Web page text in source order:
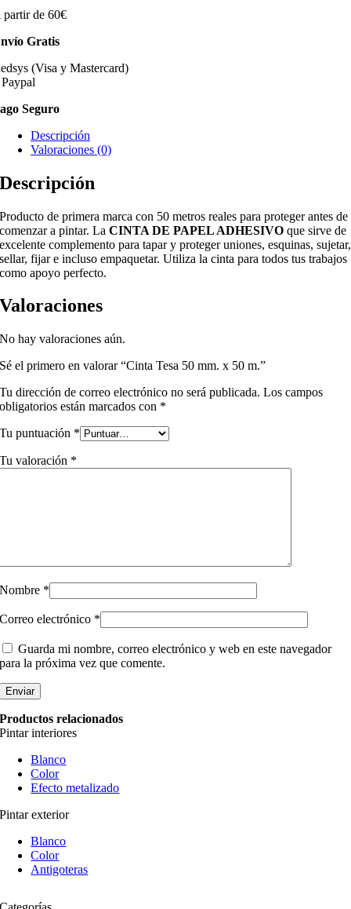
partir de 60€
Gratis
(Visa y Mastercard)
Seguro
Descripción
Valoraciones (0)
Descripción
Producto de primera marca con 50 metros reales para proteger antes de
comenzar a pintar. LaCINTA DE PAPEL ADHESIVO que sirve de
excelente complemento para tapar y proteger uniones, esquinas, sujetar,
sellar, fijar e incluso empaquetar. Utiliza la cinta para todos tus trabajos
como apoyo perfecto.
Valoraciones
No hay valoraciones aún.
Sé el primero en valorar “Cinta Tesa 50 mm. x 50 m.”
Tu dirección de correo electrónico no será publicada. Los campos
obligatorios están marcados con *
Tu puntuación *
Tu valoración *
Nombre *
Correo electrónico *
Guarda mi nombre, correo electrónico y web en este navegador
para la próxima vez que comente.
Productos relacionados
Pintar interiores
Blanco
Color
Efecto metalizado
Pintar exterior
Blanco
Color
Antigoteras